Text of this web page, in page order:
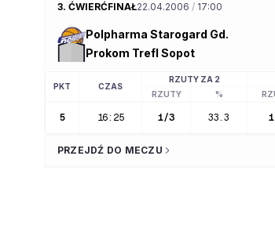
3. ĆWIERĆFINAŁ22.04.2006 / 17:00
Polpharma Starogard Gd.
Prokom Trefl Sopot
PKT CZAS
RZUTY ZA 2
RZUTY
%
5 16:25 1/3 33.3 1
PRZEJDŹ DO MECZU